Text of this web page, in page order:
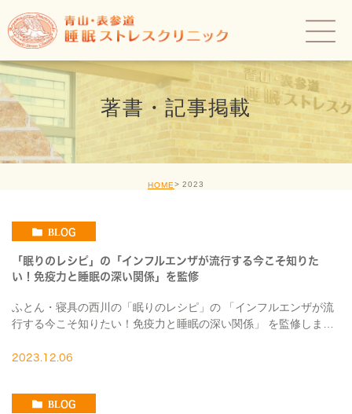
著書・記事掲載
HOME 2023
BLOG
「眠りのレシピ」の「インフルエンザが流行する今こそ知りた
い！免疫力と睡眠の深い関係」を監修
ふとん・寝具の西川の「眠りのレシピ」の 「インフルエンザが流
行する今こそ知りたい！免疫力と睡眠の深い関係」 を監修しまし
言った体内の異物から身を守る重要な働き […]
2023.12.06
BLOG